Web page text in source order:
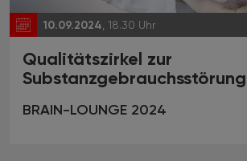
10.09.2024 , 18.30 Uhr
Qualitätszirkel zur
Substanzgebrauchsstörung
BRAIN-LOUNGE 2024